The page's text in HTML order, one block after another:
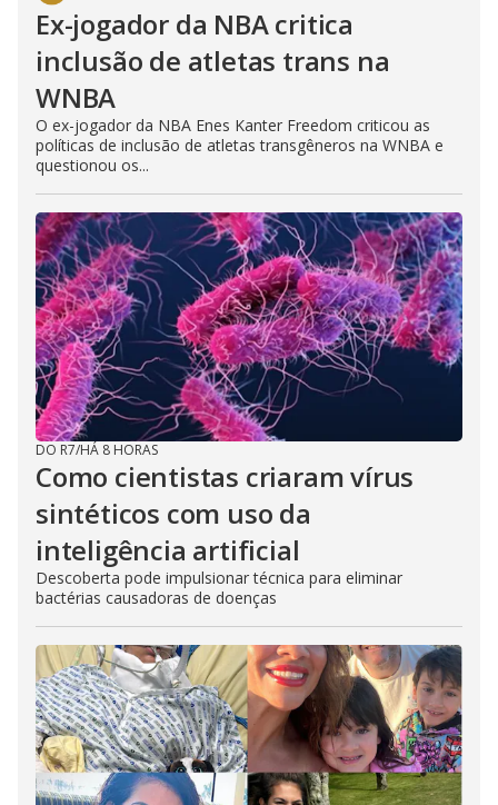
Ex-jogador da NBA critica
inclusão de atletas trans na
WNBA
O ex-jogador da NBA Enes Kanter Freedom criticou as
políticas de inclusão de atletas transgêneros na WNBA e
questionou os...
DO R7/HÁ 8 HORAS
Como cientistas criaram vírus
sintéticos com uso da
inteligência artificial
Descoberta pode impulsionar técnica para eliminar
bactérias causadoras de doenças